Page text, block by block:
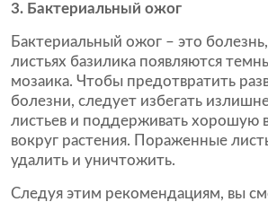
3. Бактериальный ожог
Бактериальный ожог – это
листьях базилика появляются
мозаика. Чтобы предотвратить
болезни, следует избегать
листьев и поддерживать хорошую
вокруг растения. Пораженные
удалить и уничтожить.
Следуя этим рекомендациям, вы